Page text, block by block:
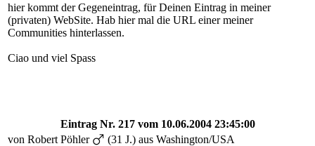
hier kommt der Gegeneintrag, für Deinen Eintrag in meiner
(privaten) WebSite. Hab hier mal die URL einer meiner
Communities hinterlassen.
Ciao und viel Spass
Eintrag Nr. 217vom 10.06.2004 23:45:00
von Robert Pöhler
(31 J.) aus Washington/USA